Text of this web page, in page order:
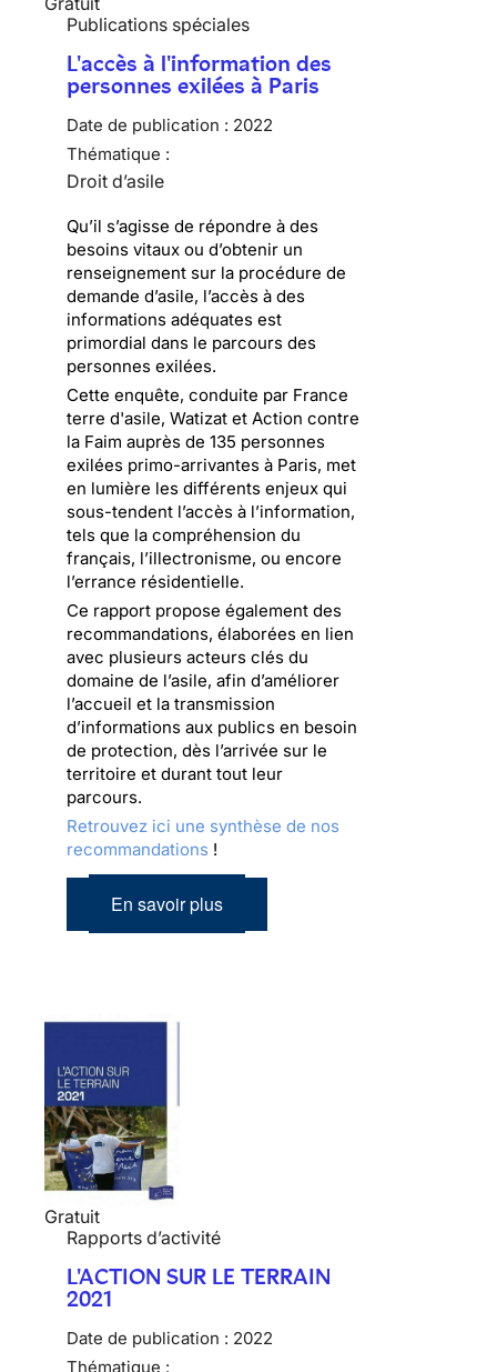
Publications spéciales
L'accès à l'information des
personnes exilées à Paris
Date de publication : 2022
Thématique :
Droit d’asile
Qu’il s’agisse de répondre à des
besoins vitaux ou d’obtenir un
renseignement sur la procédure de
demande d’asile, l’accès à des
informations adéquates est
primordial dans le parcours des
personnes exilées.
Cette enquête, conduite par France
terre d'asile, Watizat et Action contre
la Faim auprès de 135 personnes
exilées primo-arrivantes à Paris, met
en lumière les différents enjeux qui
sous-tendent l’accès à l’information,
tels que la compréhension du
français, l’illectronisme, ou encore
l’errance résidentielle.
Ce rapport propose également des
recommandations, élaborées en lien
avec plusieurs acteurs clés du
domaine de l’asile, afin d’améliorer
l’accueil et la transmission
d’informations aux publics en besoin
de protection, dès l’arrivée sur le
territoire et durant tout leur
parcours.
Retrouvez ici une synthèse de nos
recommandations !
En savoir plus
Gratuit
Rapports d’activité
L'ACTION SUR LE TERRAIN
2021
Date de publication : 2022
Thématique :